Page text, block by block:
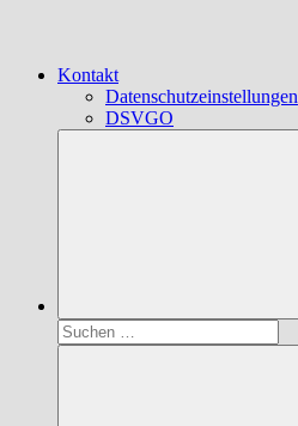
Kontakt
Datenschutzeinstellungen
DSVGO
Suchen
nach: